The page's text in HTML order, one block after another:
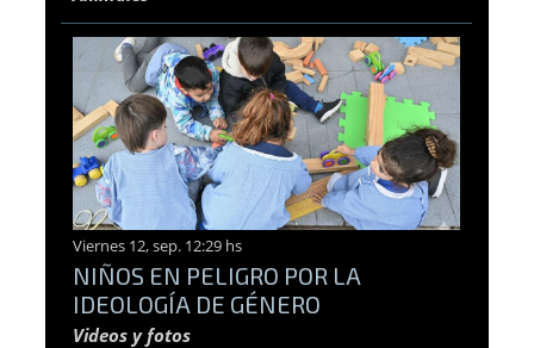
Viernes 12, sep. 12:29 hs
NIÑOS EN PELIGRO POR LA
IDEOLOGÍA DE GÉNERO
Videos y fotos